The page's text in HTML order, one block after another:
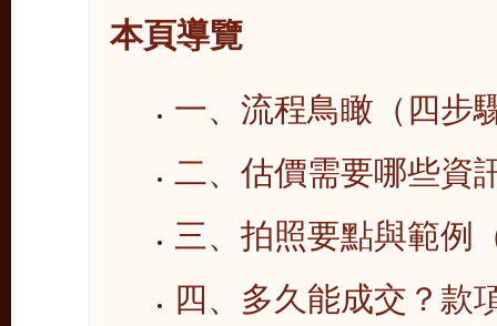
本頁導覽
一、流程鳥瞰（四步
二、估價需要哪些資
三、拍照要點與範例
四、多久能成交？款